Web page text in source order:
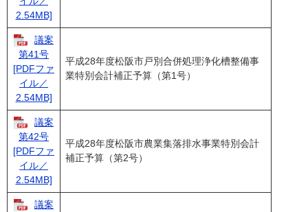
2.54MB]
議案
第41号
[PDFファ
イル／
2.54MB]
平成28年度松阪市戸別合併処理浄化槽整備事
業特別会計補正予算（第1号）
議案
第42号
[PDFファ
イル／
2.54MB]
平成28年度松阪市農業集落排水事業特別会計
補正予算（第2号）
議案